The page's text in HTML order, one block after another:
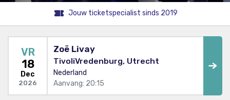
Jouw ticketspecialist sinds 2019
VR
18
Dec
2026
Zoë Livay
TivoliVredenburg, Utrecht
Nederland
Aanvang: 20:15